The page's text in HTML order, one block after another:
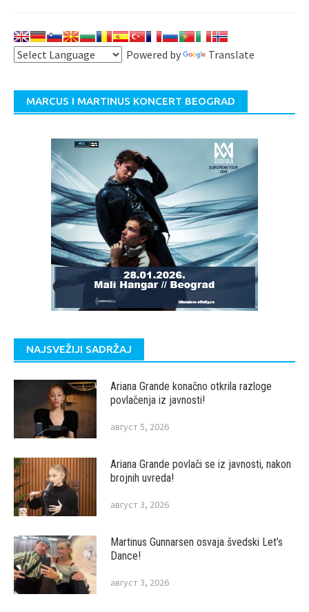
Powered by Translate
MARCUS I MARTINUS KONCERT BEOGRAD
NAJSVEŽIJI SADRŽAJ
Ariana Grande konačno otkrila razloge
povlačenja iz javnosti!
август 5, 2026
Ariana Grande povlači se iz javnosti, nakon
brojnih uvreda!
август 3, 2026
Martinus Gunnarsen osvaja švedski Let’s
Dance!
август 3, 2026